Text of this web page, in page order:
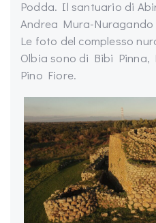
Podda. Il santuario di
Andrea Mura-
Le foto del complesso
Olbia sono di Bibi Pinna,
Pino Fiore.